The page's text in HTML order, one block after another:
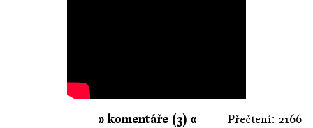
Přečtení: 2166
» komentáře (3) «